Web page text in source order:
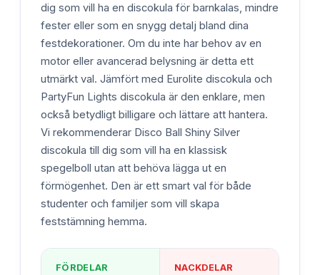
dig som vill ha en discokula för barnkalas, mindre
fester eller som en snygg detalj bland dina
festdekorationer. Om du inte har behov av en
motor eller avancerad belysning är detta ett
utmärkt val. Jämfört med Eurolite discokula och
PartyFun Lights discokula är den enklare, men
också betydligt billigare och lättare att hantera.
Vi rekommenderar Disco Ball Shiny Silver
discokula till dig som vill ha en klassisk
spegelboll utan att behöva lägga ut en
förmögenhet. Den är ett smart val för både
studenter och familjer som vill skapa
feststämning hemma.
FÖRDELAR NACKDELAR